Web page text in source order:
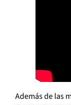
Además de las